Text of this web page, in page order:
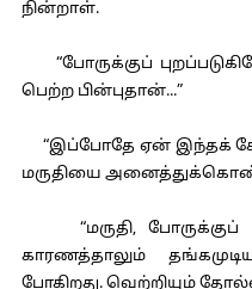
நின்றாள்.
“போருக்குப்
பெற்ற பின்புதான்...”
“இப்போதே ஏன் இந்தக்
மருதியை
“மருதி, போருக்குப்
காரணத்தாலும்
போகிறது. வெற்றியும்